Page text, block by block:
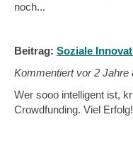
noch...
Beitrag: Soziale
Kommentiert vor2 Jahre
Wer sooo intelligent ist,
Crowdfunding. Viel Erfolg!